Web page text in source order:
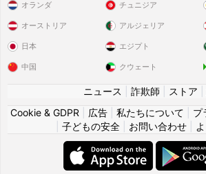
オランダ
オーストリア
日本
中国
チュニジア
アルジェリア
エジプト
クウェート
ニュース 詐欺師 ストア
Cookie & GDPR
広告 私たちについて プ
子どもの安全| お問い合わせ|